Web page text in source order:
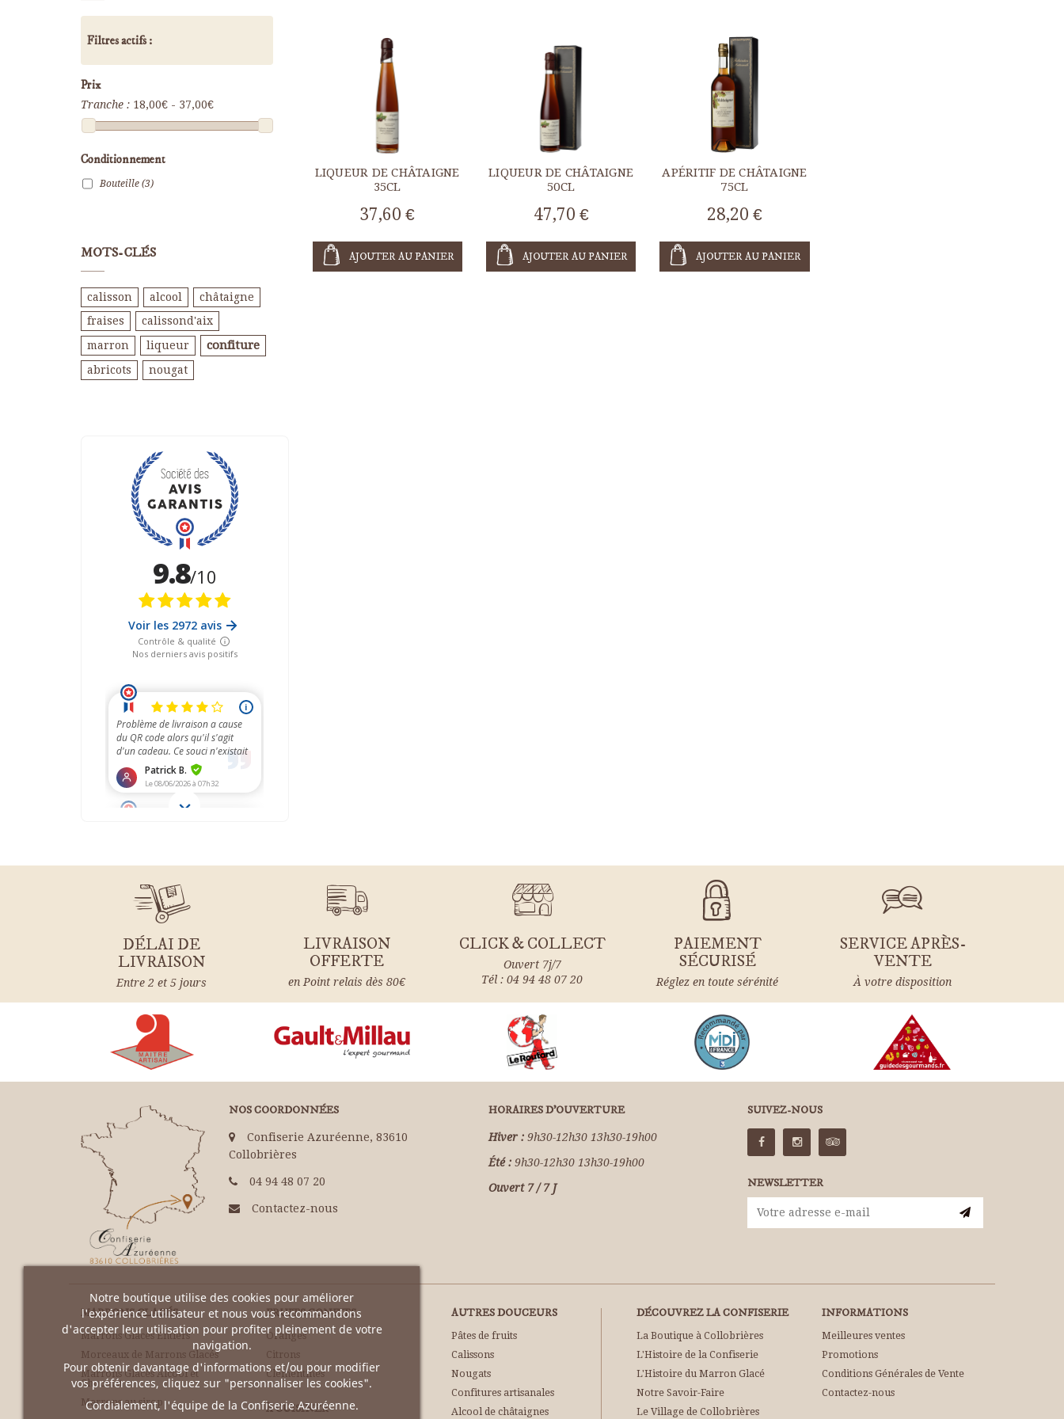
Notre boutique utilise des cookies pour améliorer
l'expérience utilisateur et nous vous recommandons
d'accepter leur utilisation pour profiter pleinement de votre
navigation.
Pour obtenir davantage d'informations et/ou pour modifier
vos préférences, cliquez sur "personnaliser les cookies".
Cordialement, l'équipe de la Confiserie Azuréenne.
Filtres actifs :
Prix
Tranche : 18,00€ - 37,00€
Conditionnement
Bouteille (3)
MOTS-CLÉS
calisson alcool
châtaigne
fraises
calissond'aix
marron
liqueur confiture
abricots nougat
LIQUEUR DE CHÂTAIGNE
35CL
37,60 €
AJOUTER AU PANIER
LIQUEUR DE CHÂTAIGNE
50CL
47,70 €
AJOUTER AU PANIER
APÉRITIF DE CHÂTAIGNE
75CL
28,20 €
AJOUTER AU PANIER
DÉLAI DE
LIVRAISON
Entre 2 et 5 jours
LIVRAISON
OFFERTE
en Point relais dès 80€
CLICK & COLLECT
Ouvert 7j/7
Tél : 04 94 48 07 20
PAIEMENT
SÉCURISÉ
Réglez en toute sérénité
SERVICE APRÈS-
VENTE
À votre disposition
NOS COORDONNÉES
Confiserie Azuréenne, 83610
Collobrières
04 94 48 07 20
Contactez-nous
HORAIRES D'OUVERTURE
Hiver :9h30-12h30 13h30-19h00
Été :9h30-12h30 13h30-19h00
Ouvert 7 / 7 J
SUIVEZ-NOUS
NEWSLETTER
MARRONS GLACÉS
Marrons Glacés Entiers
Morceaux de Marrons Glacés
Marrons Glacés Alcool et
Chocolat
Marrons au sirop
FRUITS CONFITS
Oranges
Citrons
Clémentines
À CUISINER
AUTRES DOUCEURS
Pâtes de fruits
Calissons
Nougats
Confitures artisanales
Alcool de châtaignes
DÉCOUVREZ LA CONFISERIE
La Boutique à Collobrières
L'Histoire de la Confiserie
L'Histoire du Marron Glacé
Notre Savoir-Faire
Le Village de Collobrières
INFORMATIONS
Meilleures ventes
Promotions
Conditions Générales de Vente
Contactez-nous